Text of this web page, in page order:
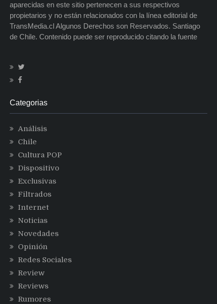
aparecidas en este sitio pertenecen a sus respectivos
propietarios y no están relacionados con la línea editorial de
TransMedia.cl Algunos Derechos son Reservados. Santiago
de Chile. Contenido puede ser reproducido citando la fuente
Categorias
Análisis
Chile
Cultura POP
Dispositivo
Exclusivas
Filtrados
Internet
Noticias
Novedades
Opinión
Redes Sociales
Review
Reviews
Rumores